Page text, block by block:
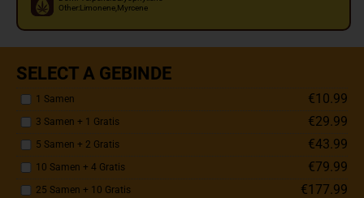
Other:Limonene,Myrcene
SELECT A GEBINDE
1 Samen €10.99
3 Samen + 1 Gratis €29.99
5 Samen + 2 Gratis €43.99
10 Samen + 4 Gratis €79.99
25 Samen + 10 Gratis €177.99